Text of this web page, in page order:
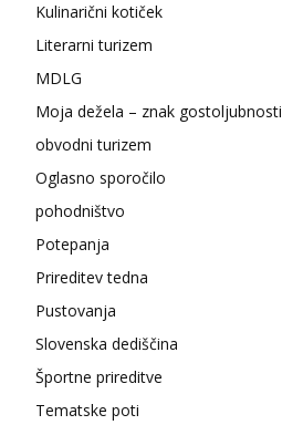
Kulinarični kotiček
Literarni turizem
MDLG
Moja dežela – znak gostoljubnosti
obvodni turizem
Oglasno sporočilo
pohodništvo
Potepanja
Prireditev tedna
Pustovanja
Slovenska dediščina
Športne prireditve
Tematske poti